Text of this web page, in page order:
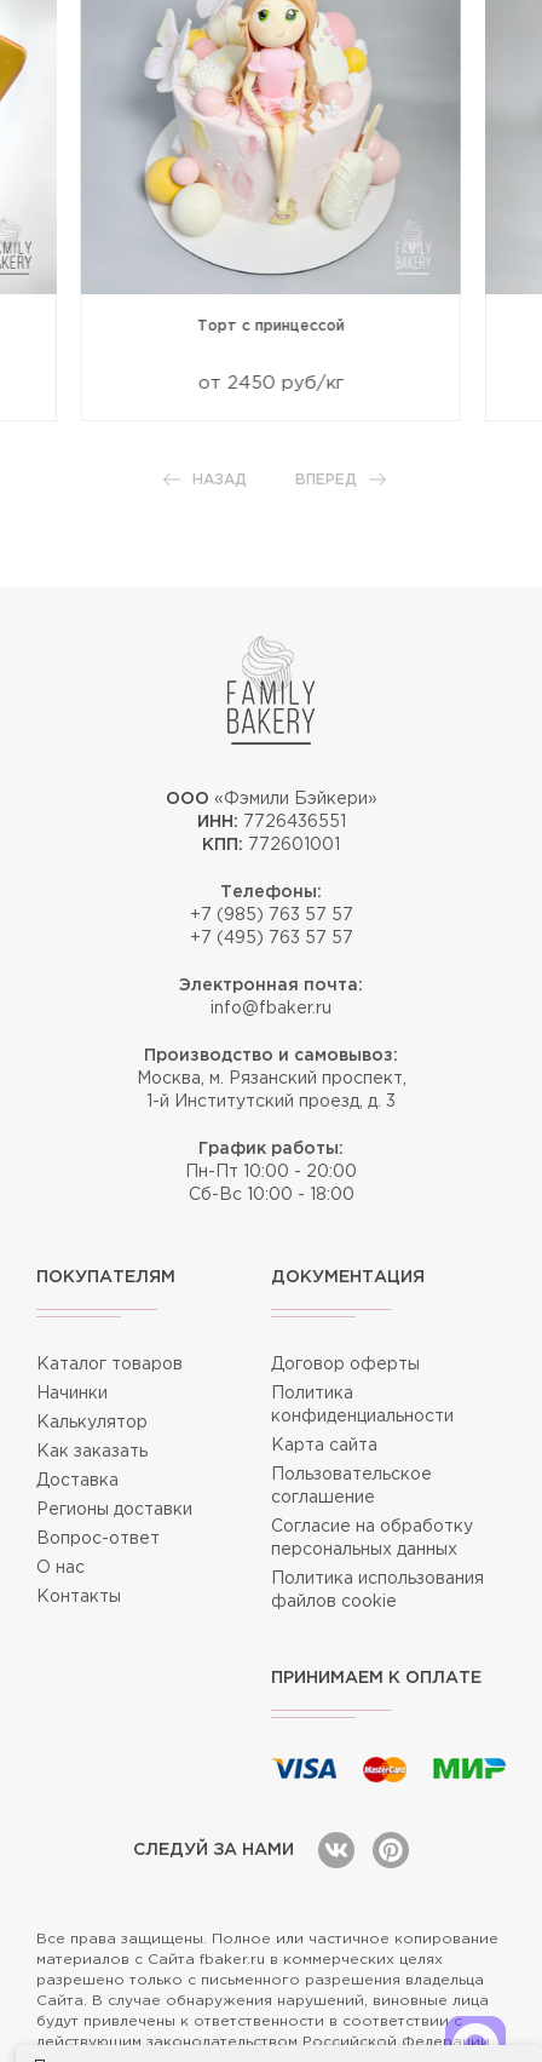
Торт с принцессой
от 2450 руб/кг
НАЗАД ВПЕРЕД
ООО «Фэмили Бэйкери»
ИНН: 7726436551
КПП: 772601001
Телефоны:
+7 (985) 763 57 57
+7 (495) 763 57 57
Электронная почта:
info@fbaker.ru
Производство и самовывоз:
Москва, м. Рязанский проспект,
1-й Институтский проезд, д. 3
График работы:
Пн-Пт 10:00 - 20:00
Сб-Вс 10:00 - 18:00
ПОКУПАТЕЛЯМ
Каталог товаров
Начинки
Калькулятор
Как заказать
Доставка
Регионы доставки
Вопрос-ответ
О нас
Контакты
ДОКУМЕНТАЦИЯ
Договор оферты
Политика
конфиденциальности
Карта сайта
Пользовательское
соглашение
Согласие на обработку
персональных данных
Политика использования
файлов cookie
ПРИНИМАЕМ К ОПЛАТЕ
СЛЕДУЙ ЗА НАМИ
Все права защищены. Полное или частичное копирование
материалов с Сайта fbaker.ru в коммерческих целях
разрешено только с письменного разрешения владельца
Сайта. В случае обнаружения нарушений, виновные лица
будут привлечены к ответственности в соответствии с
действующим законодательством Российской Федерации.